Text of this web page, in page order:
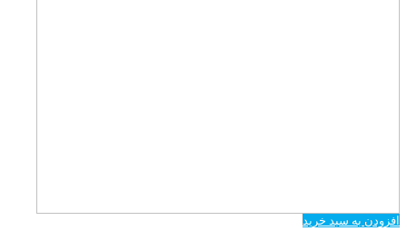
افزودن به سبد خرید